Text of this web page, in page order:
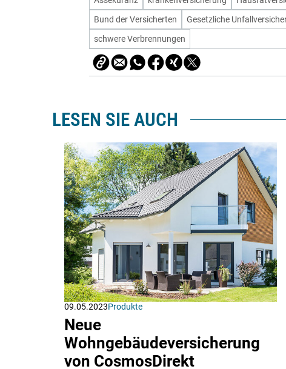
Bund der Versicherten
Gesetzliche
schwere Verbrennungen
LESEN SIE AUCH
09.05.2023Produkte
Neue
Wohngebäudeversicherung
von CosmosDirekt